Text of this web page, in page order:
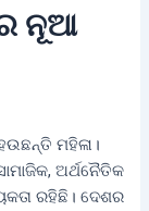
ନୂଆ
ମହିଳା।
ଅର୍ଥନୈତିକ
ରହିଛି। ଦେଶର